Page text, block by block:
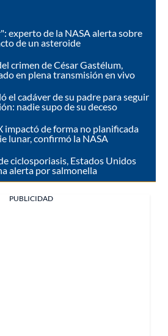
experto de la NASA alerta sobre
de un asteroide
crimen de César Gastélum,
en plena transmisión en vivo
el cadáver de su padre para seguir
nadie supo de su deceso
impactó de forma no planificada
lunar, confirmó la NASA
ciclosporiasis, Estados Unidos
alerta por salmonella
PUBLICIDAD